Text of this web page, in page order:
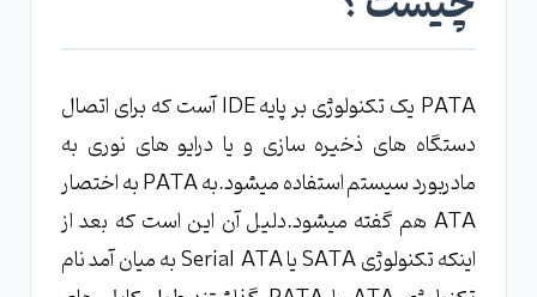
PATA یک تکنولوژی بر پایه IDE آست که برای اتصال
دستگاه های ذخیره سازی و یا درایو های نوری به
مادربورد سیستم استفاده میشود.به PATA به اختصار
ATA هم گفته میشود.دلیل آن این است که بعد از
اینکه تکنولوژی SATA یا Serial ATA به میان آمد نام